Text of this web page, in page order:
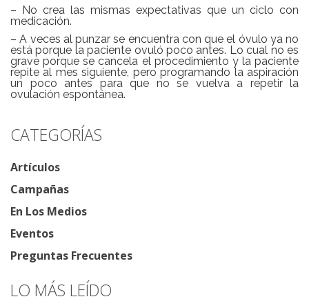
– No crea las mismas expectativas que un ciclo con
medicación.
– A veces al punzar se encuentra con que el óvulo ya no
está porque la paciente ovuló poco antes. Lo cual no es
grave porque se cancela el procedimiento y la paciente
repite al mes siguiente, pero programando la aspiración
un poco antes para que no se vuelva a repetir la
ovulación espontánea.
CATEGORÍAS
Artículos
Campañas
En Los Medios
Eventos
Preguntas Frecuentes
LO MÁS LEÍDO